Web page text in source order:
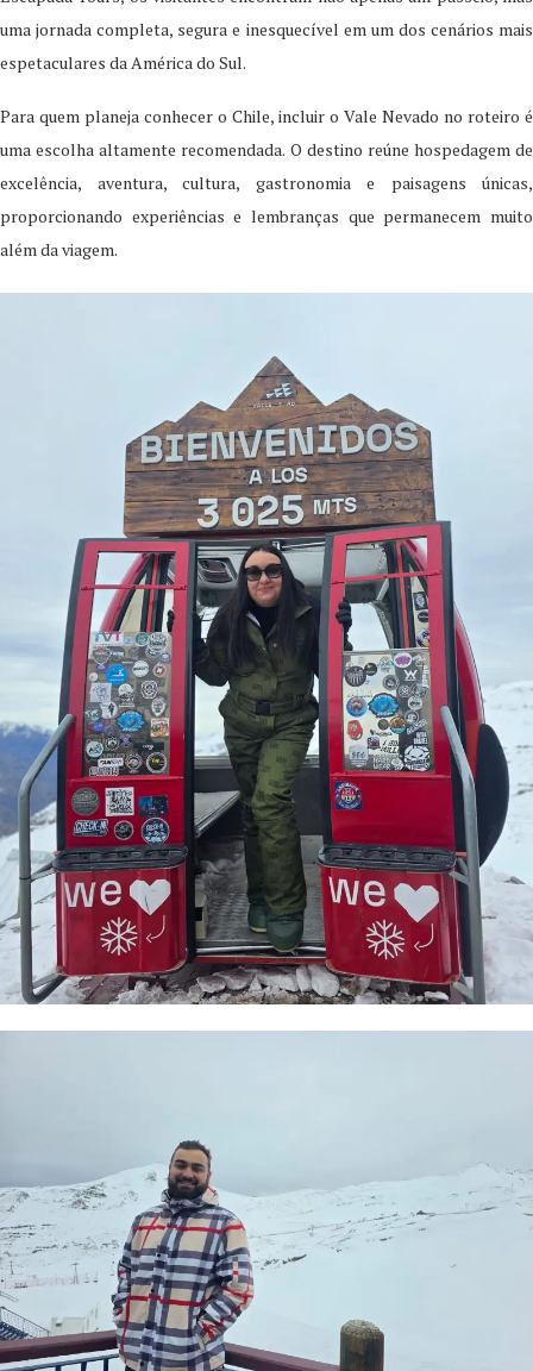
uma jornada completa, segura e inesquecível em um dos cenários mais
espetaculares da América do Sul.
Para quem planeja conhecer o Chile, incluir o Vale Nevado no roteiro é
uma escolha altamente recomendada. O destino reúne hospedagem de
excelência, aventura, cultura, gastronomia e paisagens únicas,
proporcionando experiências e lembranças que permanecem muito
além da viagem.